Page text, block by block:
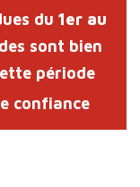
du 1er au
sont bien
période
confiance